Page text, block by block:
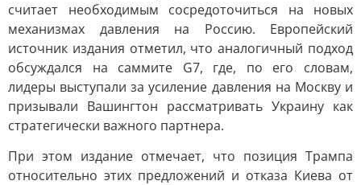
считает необходимым сосредоточиться на новых
механизмах давления на Россию. Европейский
источник издания отметил, что аналогичный подход
обсуждался на саммите G7, где, по его словам,
лидеры выступали за усиление давления на Москву и
призывали Вашингтон рассматривать Украину как
стратегически важного партнера.
При этом издание отмечает, что позиция Трампа
относительно этих предложений и отказа Киева от